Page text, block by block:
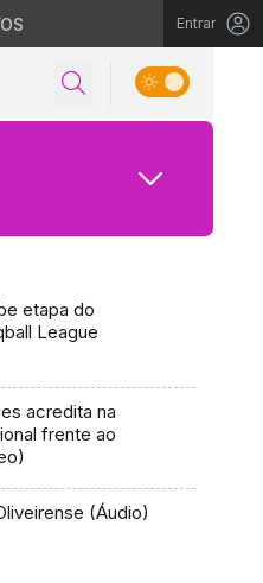
Entrar
etapa do
League
acredita na
frente ao
(Áudio)